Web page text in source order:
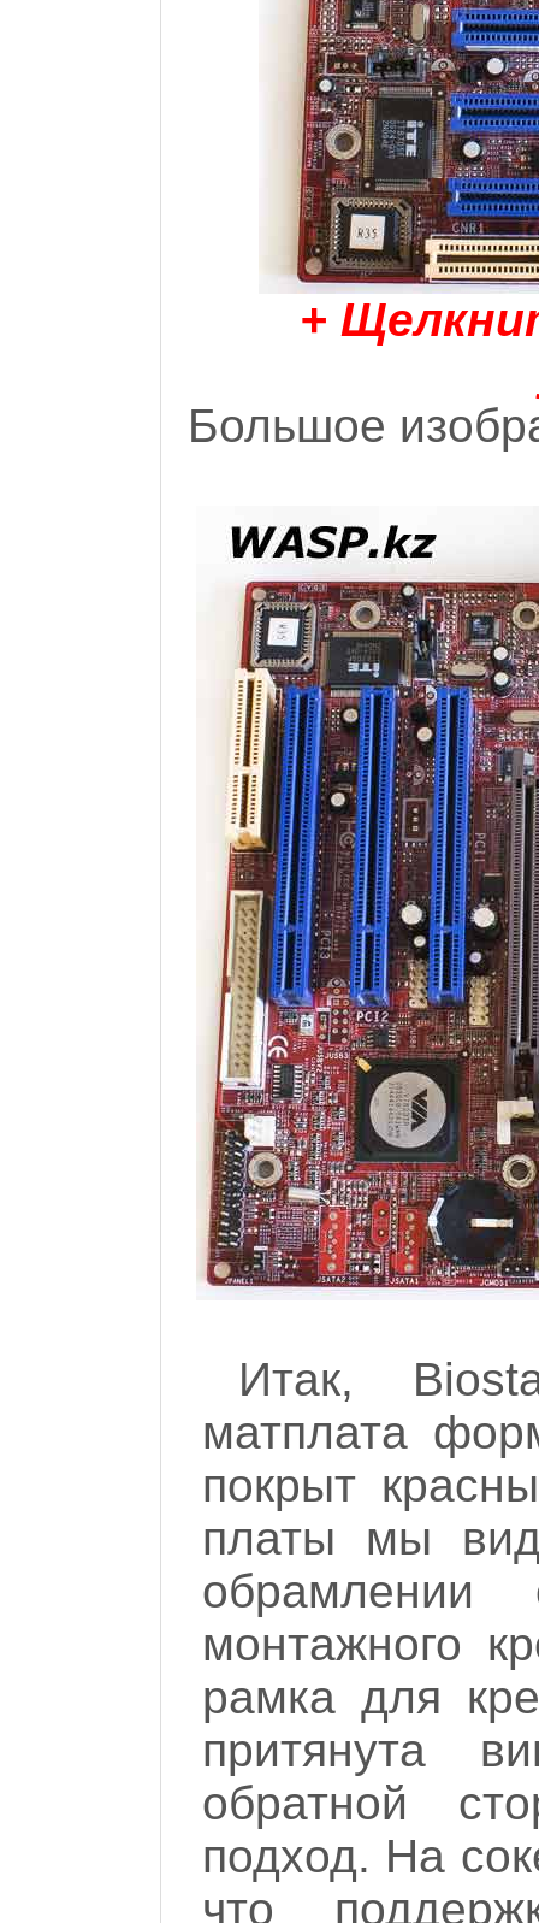
+
Большое
Итак,
матплата
покрыт
платы мы
обрамлении
монтажного
рамка для
притянута
обратной
подход. На
что